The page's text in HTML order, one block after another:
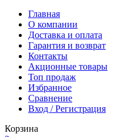
Главная
О компании
Доставка и оплата
Гарантия и возврат
Контакты
Акционные товары
Топ продаж
Избранное
Сравнение
Вход / Регистрация
Корзина